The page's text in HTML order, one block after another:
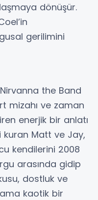
dönüşür.
gerilimini
the Band
mizahı ve zaman
enerjik bir anlatı
kuran Matt ve Jay,
kendilerini 2008
arasında gidip
dostluk ve
kaotik bir